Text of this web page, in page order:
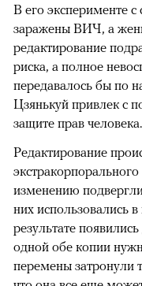
В его эксперименте
заражены ВИЧ, а
редактирование
риска, а полное
передавалось бы по
Цзянькуй привлек с
защите прав человека.
Редактирование
изменению
них использовались
результате
одной обе копии
перемены затронули